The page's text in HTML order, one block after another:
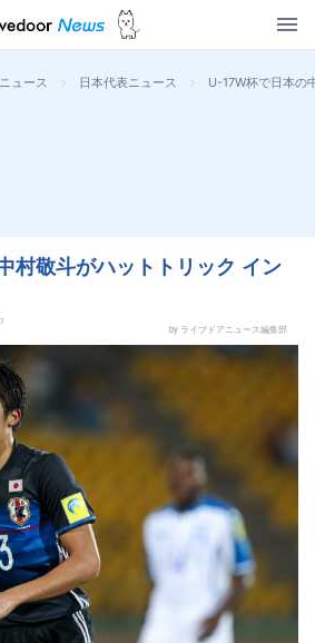
ュース > 日本代表ニュース > U-17W杯で日本の
村敬斗がハットトリック イン
by ライブドアニュース編集部